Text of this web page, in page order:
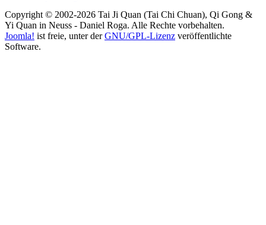
Copyright © 2002-2026 Tai Ji Quan (Tai Chi Chuan), Qi Gong &
Yi Quan in Neuss - Daniel Roga. Alle Rechte vorbehalten.
Joomla! ist freie, unter derGNU/GPL-Lizenz veröffentlichte
Software.